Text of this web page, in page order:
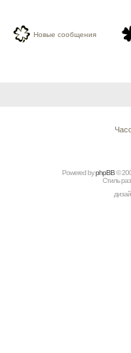
Новые сообщения
Powered byрhрBВ©
Стиль